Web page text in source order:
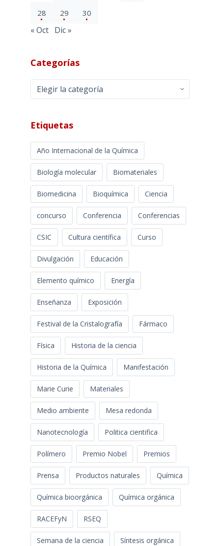
28 29 30
« Oct Dic »
Categorías
Categorías
Etiquetas
Año Internacional de la Química
Biología molecular Biomateriales
Biomedicina Bioquímica Ciencia
concurso Conferencia Conferencias
CSIC Cultura científica Curso
Divulgación Educación
Elemento químico Energía
Enseñanza Exposición
Festival de la Cristalografía Fármaco
Física Historia de la ciencia
Historia de la Química Manifestación
Marie Curie Materiales
Medio ambiente Mesa redonda
Nanotecnología Politica cientifica
Polímero Premio Nobel Premios
Prensa Productos naturales Química
Química bioorgánica Química orgánica
RACEFyN RSEQ
Semana de la ciencia Síntesis orgánica